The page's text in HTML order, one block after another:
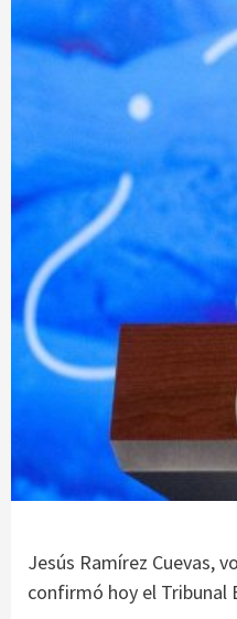
Jesús Ramírez Cuevas,
confirmó hoy el Tribunal